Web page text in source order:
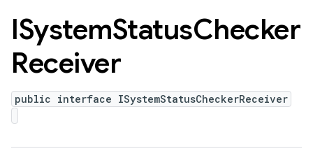
ISystemStatusChecker
Receiver
public interface ISystemStatusCheckerReceiver